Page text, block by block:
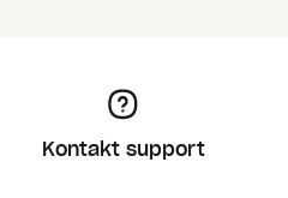
Kontakt support